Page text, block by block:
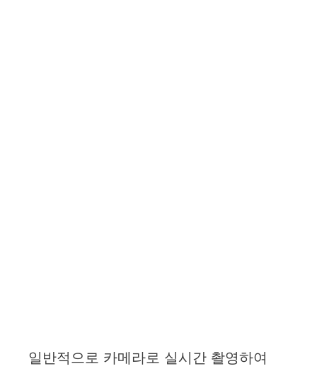
일반적으로 카메라로 실시간 촬영하여